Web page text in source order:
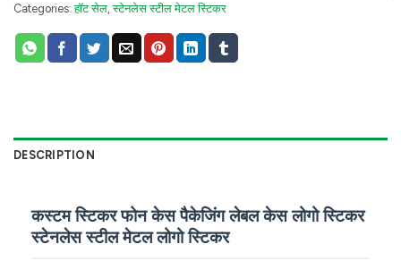
Categories:हॉट सेल ,स्टेनलेस स्टील मेटल स्टिकर
DESCRIPTION
कस्टम स्टिकर फोन केस पैकेजिंग लेबल केस लोगो स्टिकर
स्टेनलेस स्टील मेटल लोगो स्टिकर